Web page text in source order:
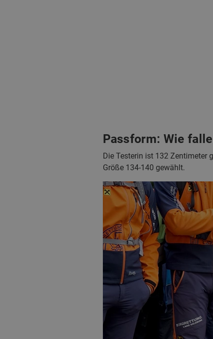
Passform: Wie
Die Testerin ist 132 Zentimeter
Größe 134-140 gewählt.